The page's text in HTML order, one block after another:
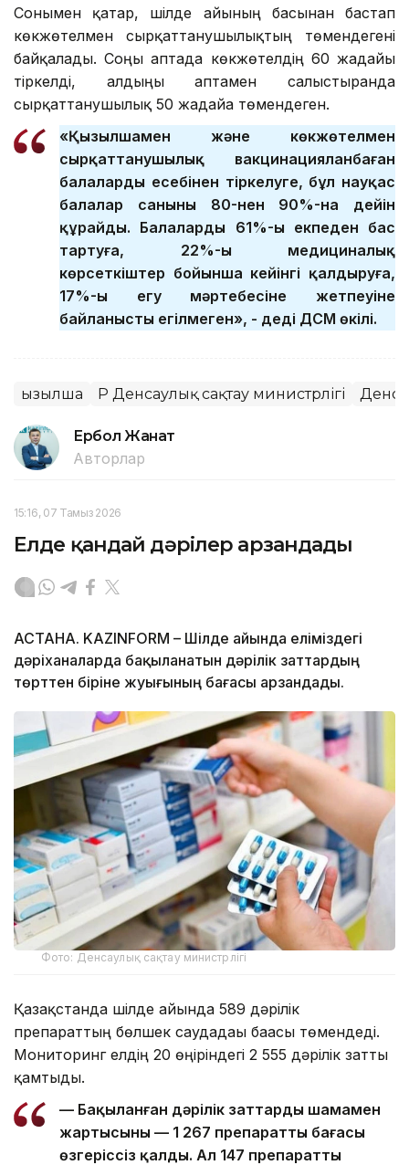
Сонымен қатар, шілде айының басынан бастап
көкжөтелмен сырқаттанушылықтың төмендегені
байқалады. Соңғы аптада көкжөтелдің 60 жағдайы
тіркелді, алдыңғы аптамен салыстырғанда
сырқаттанушылық 50 жағдайға төмендеген.
«Қызылшамен және көкжөтелмен
сырқаттанушылық вакцинацияланбаған
балалардың есебінен тіркелуге, бұл науқас
балалар санының 80-нен 90%-на дейін
құрайды. Балалардың 61%-ы екпеден бас
тартуға, 22%-ы медициналық
көрсеткіштер бойынша кейінгі қалдыруға,
17%-ы егу мәртебесіне жетпеуіне
байланысты егілмеген», - деді ДСМ өкілі.
Қызылша ҚР Денсаулық сақтау министрлігі
Ербол Жанат
Авторлар
15:16, 07 Тамыз 2026
Елде қандай дәрілер арзандады
АСТАНА. KAZINFORM – Шілде айында еліміздегі
дәріханаларда бақыланатын дәрілік заттардың
төрттен біріне жуығының бағасы арзандады.
Фото: Денсаулық сақтау министрлігі
Қазақстанда шілде айында 589 дәрілік
препараттың бөлшек саудадағы бағасы төмендеді.
Мониторинг елдің 20 өңіріндегі 2 555 дәрілік затты
қамтыды.
— Бақыланған дәрілік заттардың шамамен
жартысының — 1 267 препараттың бағасы
өзгеріссіз қалды. Ал 147 препараттың